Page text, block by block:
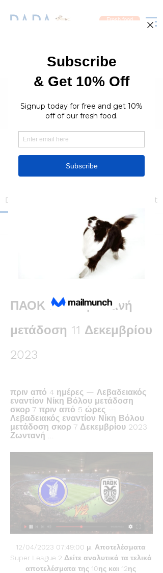
Fresh food
Groups
RaraPetcare Group
Public · 396 members
Join
Discussion About
December 10, 2023
Νίκη Βόλου εναντίον
ΠΑΟΚ Β και ζωντανή
μετάδοση 11 Δεκεμβρίου
2023
πριν από 4 ημέρες — Λεβαδειακός
εναντίον Νίκη Βόλου μετάδοση
σκορ 7 πριν από 5 ώρες —
Λεβαδειακός εναντίον Νίκη Βόλου
μετάδοση σκορ 7 Δεκεμβρίου 2023
Ζωντανή ...
12/04/2023 07:49:00 μ. Αποτελέσματα
Super League 2 Δείτε αναλυτικά τα τελικά
αποτελέσματα της 10ης και 12ης